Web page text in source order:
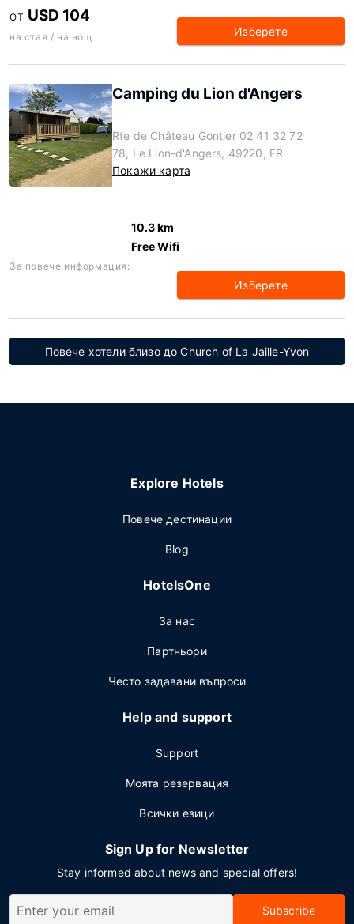
ОТ USD 104
на стая / на нощ Изберете
Camping du Lion d'Angers
Rte de Château Gontier 02 41 32 72
78, Le Lion-d'Angers, 49220, FR
Покажи карта
10.3 km
Free Wifi
За повече информация:
Изберете
Повече хотели близо до Church of La Jaille-Yvon
Explore Hotels
Повече дестинации
Blog
HotelsOne
За нас
Партньори
Често задавани въпроси
Help and support
Support
Моята резервация
Всички езици
Sign Up for Newsletter
Stay informed about news and special offers!
Subscribe